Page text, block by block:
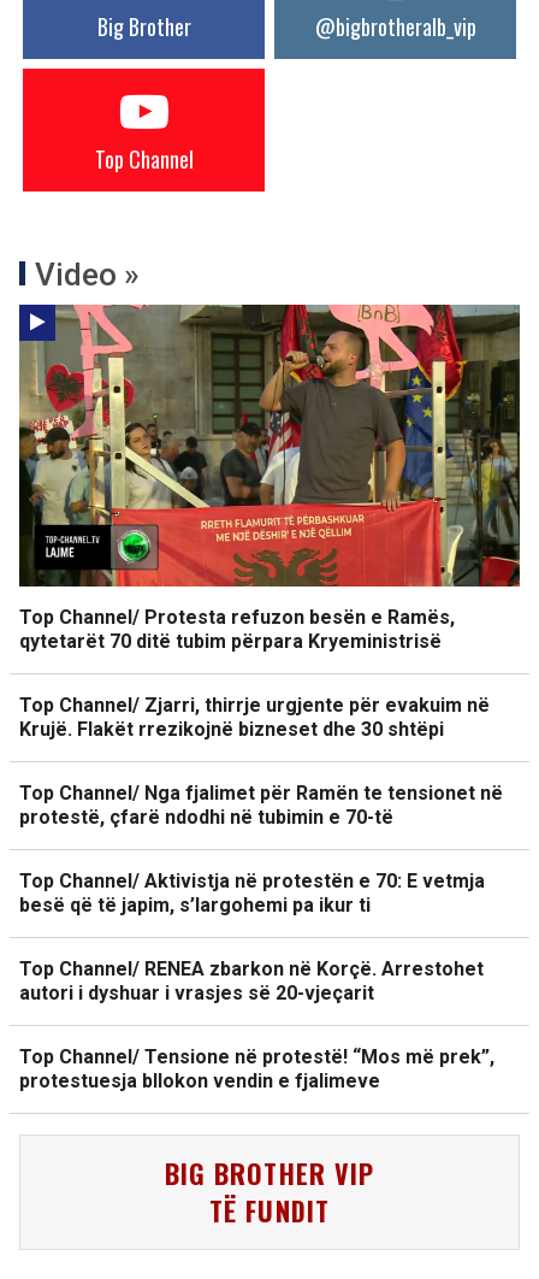
Big Brother @bigbrotheralb_vip
Top Channel
Video »
Top Channel/ Protesta refuzon besën e Ramës,
qytetarët 70 ditë tubim përpara Kryeministrisë
Top Channel/ Zjarri, thirrje urgjente për evakuim në
Krujë. Flakët rrezikojnë bizneset dhe 30 shtëpi
Top Channel/ Nga fjalimet për Ramën te tensionet në
protestë, çfarë ndodhi në tubimin e 70-të
Top Channel/ Aktivistja në protestën e 70: E vetmja
besë që të japim, s’largohemi pa ikur ti
Top Channel/ RENEA zbarkon në Korçë. Arrestohet
autori i dyshuar i vrasjes së 20-vjeçarit
Top Channel/ Tensione në protestë! “Mos më prek”,
protestuesja bllokon vendin e fjalimeve
BIG BROTHER VIP
TË FUNDIT